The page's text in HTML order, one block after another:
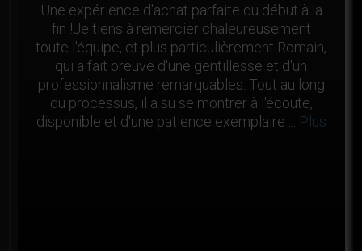
Une expérience d'achat parfaite du début à la
fin !Je tiens à remercier chaleureusement
toute l'équipe, et plus particulièrement Romain,
qui a fait preuve d'une gentillesse et d'un
professionnalisme remarquables. Tout au long
du processus, il a su se montrer à l'écoute,
disponible et d'une patience exemplaire ...
Plus